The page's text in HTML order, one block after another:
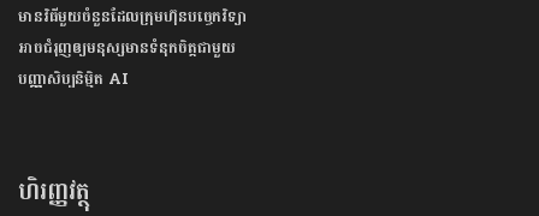
មានវិធីមួយចំនួនដែលក្រុមហ៊ុនបច្ចេកវិទ្យា
អាចជំរុញឲ្យមនុស្សមានទំនុកចិត្តជាមួយ
បញ្ញាសិប្បនិមិ្មត AI
ហិរញ្ញវត្ថុ